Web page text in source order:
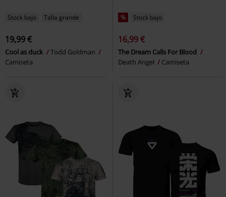
Stock bajo Talla grande
19,99 €
Cool as duck
Todd Goldman
Camiseta
% Stock bajo
16,99 €
The Dream Calls For Blood
Death Angel
Camiseta